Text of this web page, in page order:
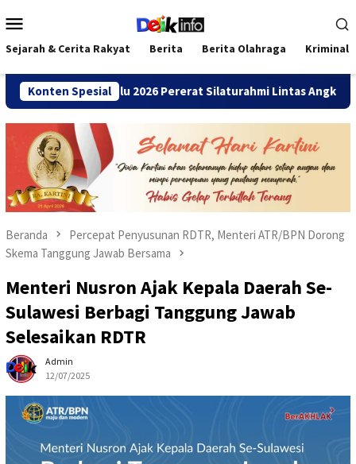
ke
kontenMobile
Sejarah & Cerita Rakyat Berita Berita Olahraga Kriminal
Konten Spesial
Bengkulu 2026 Pererat Silaturahmi Lintas Angkatan
Beranda
Percepat Penyusunan RDTR, Menteri ATR/BPN Dorong
Skema Tanggung Jawab Bersama
Menteri Nusron Ajak Kepala Daerah Se-
Sulawesi Berbagi Tanggung Jawab
Selesaikan RDTR
Admin
12/07/2025